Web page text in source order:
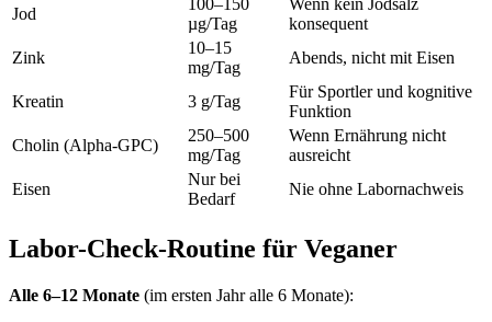
Jod
100–150
µg/Tag
Wenn kein Jodsalz
konsequent
Zink
10–15
mg/Tag
Abends, nicht mit Eisen
Kreatin 3 g/Tag
Für Sportler und kognitive
Funktion
Cholin (Alpha-GPC)
250–500
mg/Tag
Wenn Ernährung nicht
ausreicht
Eisen
Nur bei
Bedarf
Nie ohne Labornachweis
Labor-Check-Routine für Veganer
Alle 6–12 Monate (im ersten Jahr alle 6 Monate):